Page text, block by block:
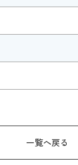
一覧へ戻る